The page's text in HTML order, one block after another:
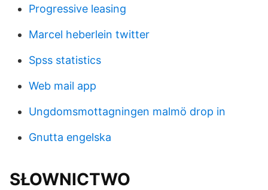
Progressive leasing
Marcel heberlein twitter
Spss statistics
Web mail app
Ungdomsmottagningen malmö drop in
Gnutta engelska
SŁOWNICTWO